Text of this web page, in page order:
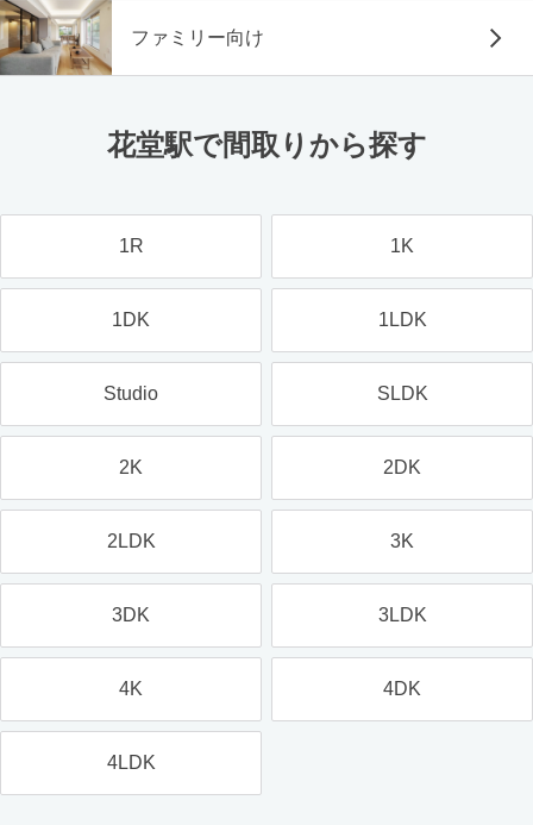
ファミリー向け
花堂駅で間取りから探す
1R 1K
1DK 1LDK
Studio SLDK
2K 2DK
2LDK 3K
3DK 3LDK
4K 4DK
4LDK